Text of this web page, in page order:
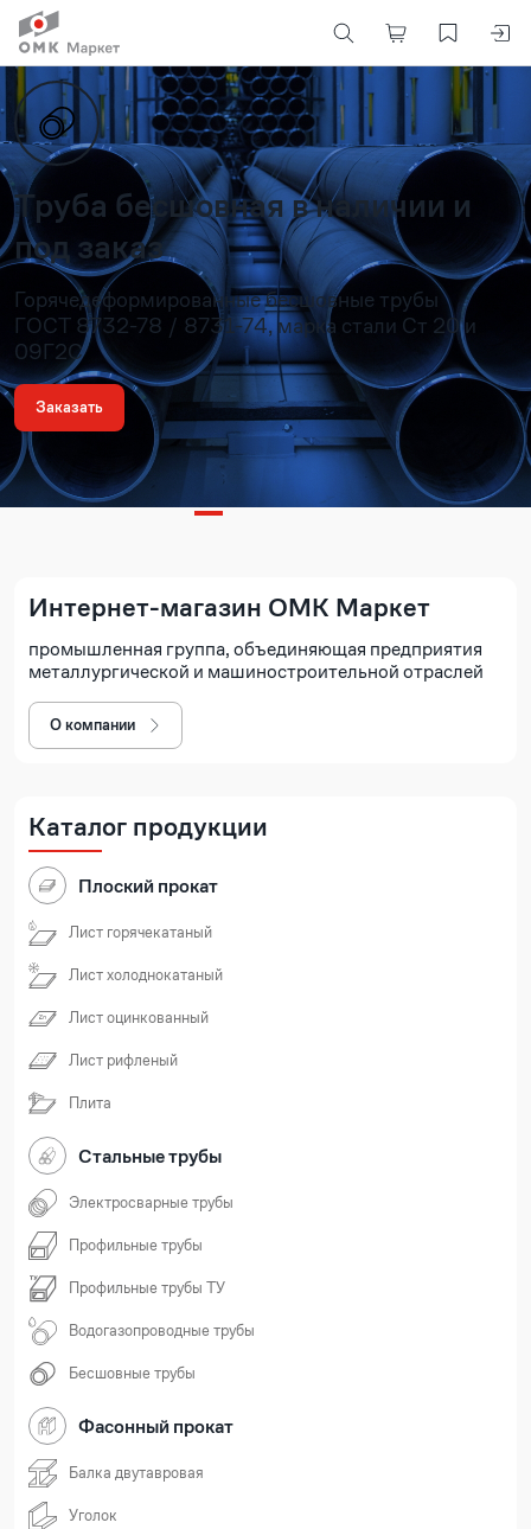
Труба бесшовная в наличии и
под заказ
Горячедеформированные бесшовные трубы
ГОСТ 8732-78 / 8731-74, марка стали Ст 20 и
09Г2С
Заказать
Интернет-магазин ОМК Маркет
промышленная группа, объединяющая предприятия
металлургической и машиностроительной отраслей
О компании
Каталог продукции
Плоский прокат
Лист горячекатаный
Лист холоднокатаный
Лист оцинкованный
Лист рифленый
Плита
Стальные трубы
Электросварные трубы
Профильные трубы
Профильные трубы ТУ
Водогазопроводные трубы
Бесшовные трубы
Фасонный прокат
Балка двутавровая
Уголок